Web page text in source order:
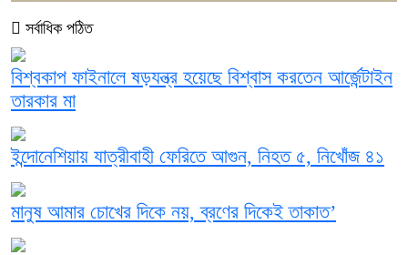
সর্বাধিক পঠিত
বিশ্বকাপ ফাইনালে ষড়যন্ত্র হয়েছে বিশ্বাস করতেন আর্জেন্টাইন
তারকার মা
ইন্দোনেশিয়ায় যাত্রীবাহী ফেরিতে আগুন, নিহত ৫, নিখোঁজ ৪১
মানুষ আমার চোখের দিকে নয়, ব্রণের দিকেই তাকাত’